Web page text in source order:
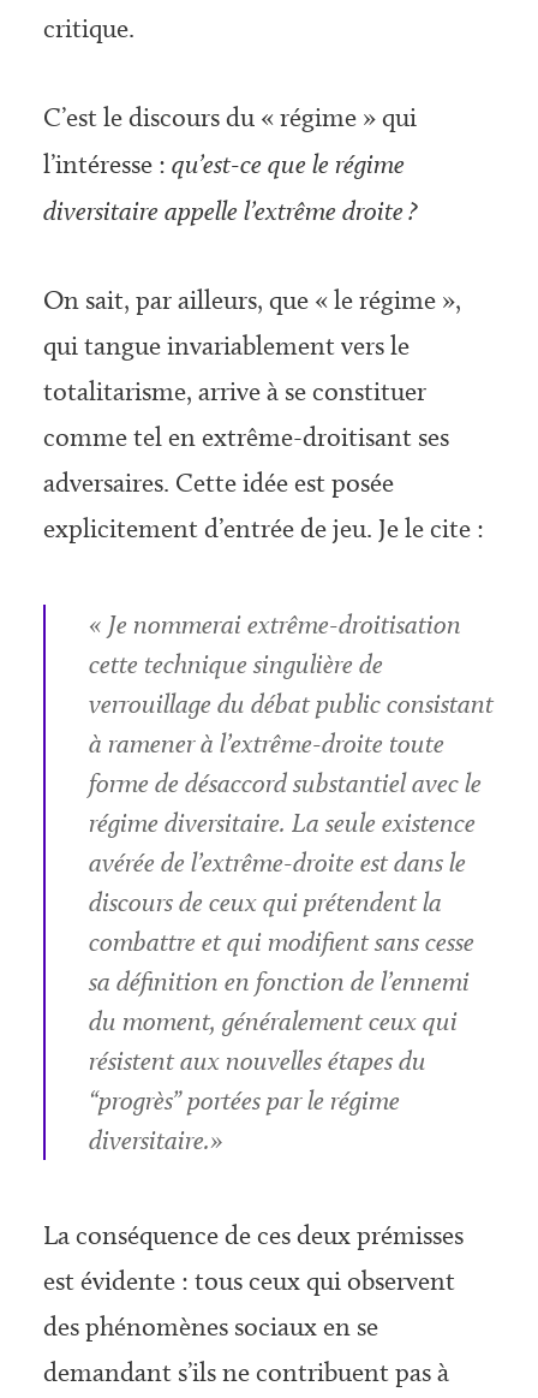
critique.
C’est le discours du « régime » qui
l’intéresse : qu’est-ce que le régime
diversitaire appelle l’extrême droite ?
On sait, par ailleurs, que « le régime »,
qui tangue invariablement vers le
totalitarisme, arrive à se constituer
comme tel en extrême-droitisant ses
adversaires. Cette idée est posée
explicitement d’entrée de jeu. Je le cite :
« Je nommerai extrême-droitisation
cette technique singulière de
verrouillage du débat public consistant
à ramener à l’extrême-droite toute
forme de désaccord substantiel avec le
régime diversitaire. La seule existence
avérée de l’extrême-droite est dans le
discours de ceux qui prétendent la
combattre et qui modifient sans cesse
sa définition en fonction de l’ennemi
du moment, généralement ceux qui
résistent aux nouvelles étapes du
“progrès” portées par le régime
diversitaire.»
La conséquence de ces deux prémisses
est évidente : tous ceux qui observent
des phénomènes sociaux en se
demandant s’ils ne contribuent pas à